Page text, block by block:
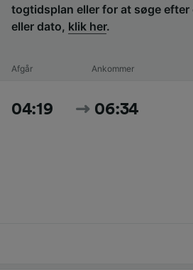
togtidsplan eller for at søge
eller dato, klik her.
Afgår Ankommer
04:19 06:34